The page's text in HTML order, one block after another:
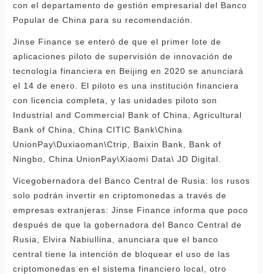
con el departamento de gestión empresarial del Banco
Popular de China para su recomendación.
Jinse Finance se enteró de que el primer lote de
aplicaciones piloto de supervisión de innovación de
tecnología financiera en Beijing en 2020 se anunciará
el 14 de enero. El piloto es una institución financiera
con licencia completa, y las unidades piloto son
Industrial and Commercial Bank of China, Agricultural
Bank of China, China CITIC Bank\China
UnionPay\Duxiaoman\Ctrip, Baixin Bank, Bank of
Ningbo, China UnionPay\Xiaomi Data\ JD Digital.
Vicegobernadora del Banco Central de Rusia: los rusos
solo podrán invertir en criptomonedas a través de
empresas extranjeras: Jinse Finance informa que poco
después de que la gobernadora del Banco Central de
Rusia, Elvira Nabiullina, anunciara que el banco
central tiene la intención de bloquear el uso de las
criptomonedas en el sistema financiero local, otro